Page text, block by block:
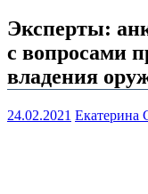
Эксперты:
с вопросами
владения
24.02.2021 Екатерина